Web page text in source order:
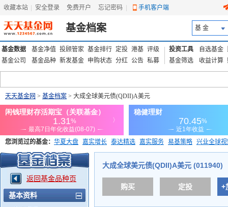
收藏本站 安全登录 免费开户 忘记密码 手机客户端
基金档案 基 金
基金数据 基金净值 投顾管家 基金排行 定投 港基 评级
基金公司
基金品种 新发基金 申购状态 分红 公告 私募
投资工具 自选基金
基金筛选
收益计算
天天基金网 > 基金档案 > 大成全球美元债(QDII)A美元
您浏览过的基金： 华夏大盘 嘉实增长 泰达精选 嘉实服务 易基策略 兴业全球
添富优势 华安宏利 上证180价值ETF
返回基金品种页
基本资料
大成全球美元债(QDII)A美元 (011940)
购买 定投 +